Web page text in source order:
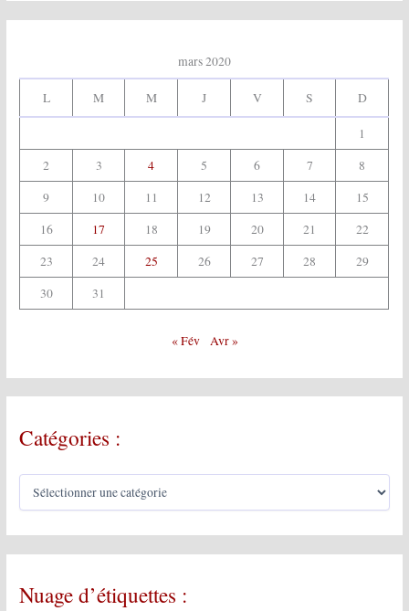
mars 2020
L M M J V S D
1
2
3 4 5 6 7
8
9
10 11 12 13 14
15
16
17 18 19 20 21
22
23
24 25 26 27 28
29
30
31
« Fév Avr »
Catégories :
C
é
g
rNuage d’étiquettes :